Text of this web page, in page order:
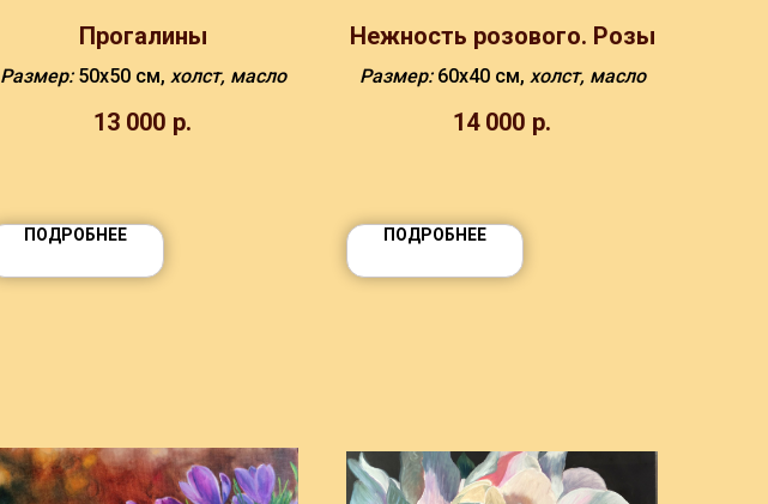
Прогалины
Размер: 50х50 см, холст, масло
13 000 р.
ПОДРОБНЕЕ
Нежность розового. Розы
Размер: 60х40 см, холст, масло
14 000 р.
ПОДРОБНЕЕ